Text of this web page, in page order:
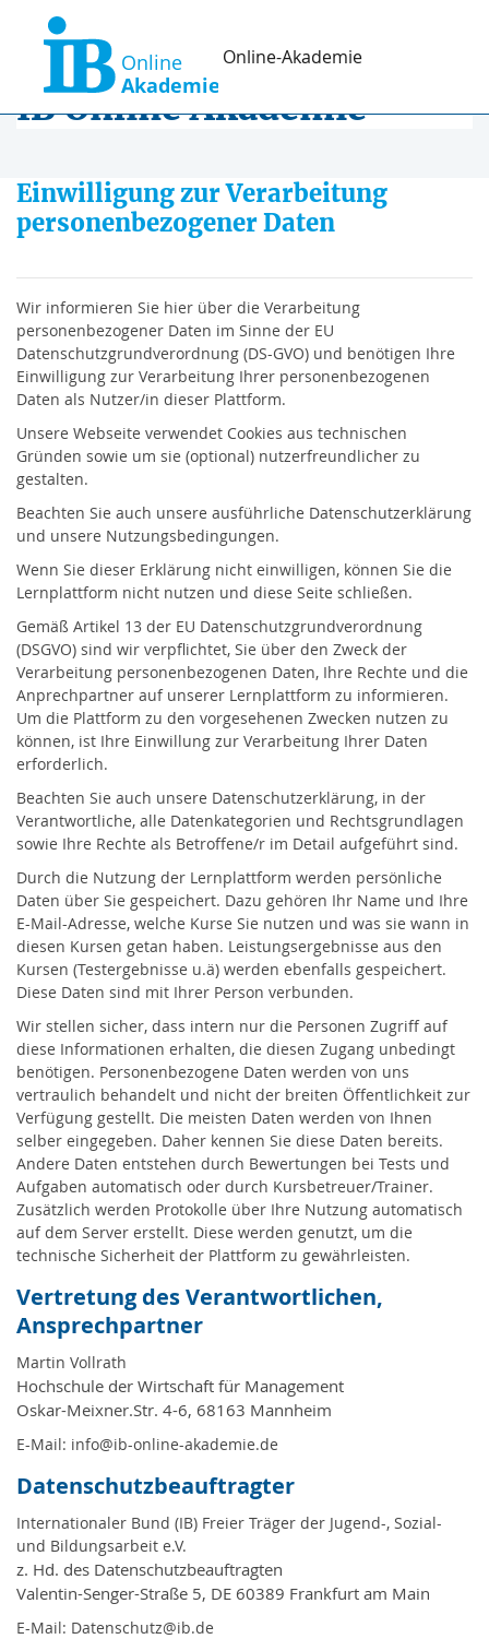
Online-Akademie
IB Online Akademie
Einwilligung zur Verarbeitung
personenbezogener Daten
Wir informieren Sie hier über die Verarbeitung
personenbezogener Daten im Sinne der EU
Datenschutzgrundverordnung (DS-GVO) und benötigen Ihre
Einwilligung zur Verarbeitung Ihrer personenbezogenen
Daten als Nutzer/in dieser Plattform.
Unsere Webseite verwendet Cookies aus technischen
Gründen sowie um sie (optional) nutzerfreundlicher zu
gestalten.
Beachten Sie auch unsere ausführliche Datenschutzerklärung
und unsere Nutzungsbedingungen.
Wenn Sie dieser Erklärung nicht einwilligen, können Sie die
Lernplattform nicht nutzen und diese Seite schließen.
Gemäß Artikel 13 der EU Datenschutzgrundverordnung
(DSGVO) sind wir verpflichtet, Sie über den Zweck der
Verarbeitung personenbezogenen Daten, Ihre Rechte und die
Anprechpartner auf unserer Lernplattform zu informieren.
Um die Plattform zu den vorgesehenen Zwecken nutzen zu
können, ist Ihre Einwillung zur Verarbeitung Ihrer Daten
erforderlich.
Beachten Sie auch unsere Datenschutzerklärung, in der
Verantwortliche, alle Datenkategorien und Rechtsgrundlagen
sowie Ihre Rechte als Betroffene/r im Detail aufgeführt sind.
Durch die Nutzung der Lernplattform werden persönliche
Daten über Sie gespeichert. Dazu gehören Ihr Name und Ihre
E-Mail-Adresse, welche Kurse Sie nutzen und was sie wann in
diesen Kursen getan haben. Leistungsergebnisse aus den
Kursen (Testergebnisse u.ä) werden ebenfalls gespeichert.
Diese Daten sind mit Ihrer Person verbunden.
Wir stellen sicher, dass intern nur die Personen Zugriff auf
diese Informationen erhalten, die diesen Zugang unbedingt
benötigen. Personenbezogene Daten werden von uns
vertraulich behandelt und nicht der breiten Öffentlichkeit zur
Verfügung gestellt. Die meisten Daten werden von Ihnen
selber eingegeben. Daher kennen Sie diese Daten bereits.
Andere Daten entstehen durch Bewertungen bei Tests und
Aufgaben automatisch oder durch Kursbetreuer/Trainer.
Zusätzlich werden Protokolle über Ihre Nutzung automatisch
auf dem Server erstellt. Diese werden genutzt, um die
technische Sicherheit der Plattform zu gewährleisten.
Vertretung des Verantwortlichen,
Ansprechpartner
Martin Vollrath
Hochschule der Wirtschaft für Management
Oskar-Meixner.Str. 4-6, 68163 Mannheim
E-Mail: info@ib-online-akademie.de
Datenschutzbeauftragter
Internationaler Bund (IB) Freier Träger der Jugend-, Sozial-
und Bildungsarbeit e.V.
z. Hd. des Datenschutzbeauftragten
Valentin-Senger-Straße 5, DE 60389 Frankfurt am Main
E-Mail: Datenschutz@ib.de